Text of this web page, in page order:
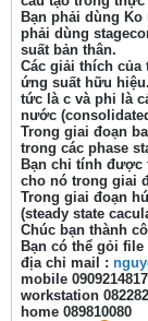
Bạn phải dùng
phải dùng
suất bản thân.
Các giải thích
ứng suất hữu hiệu.
tức là c và phi là
nước
Trong giai đoạn
trong các phase
Bạn chỉ tính được
cho nó trong giai
Trong giai đoạn
(steady state
Chúc bạn thành
Bạn có thể gỏi
địa chỉ mail :
mobile 0909214817
workstation
home 089810080